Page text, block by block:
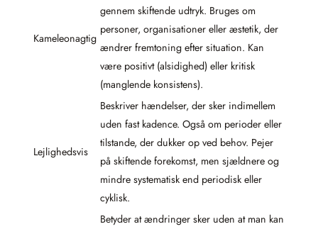
Kameleonagtig
gennem skiftende udtryk. Bruges om
personer, organisationer eller æstetik, der
ændrer fremtoning efter situation. Kan
være positivt (alsidighed) eller kritisk
(manglende konsistens).
Lejlighedsvis
Beskriver hændelser, der sker indimellem
uden fast kadence. Også om perioder eller
tilstande, der dukker op ved behov. Pejer
på skiftende forekomst, men sjældnere og
mindre systematisk end periodisk eller
cyklisk.
Betyder at ændringer sker uden at man kan